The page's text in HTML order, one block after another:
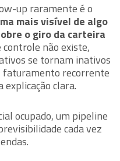
up raramente é o
mais visível de algo
o giro da carteira
controle não existe,
se tornam inativos
faturamento recorrente
explicação clara.
ocupado, um pipeline
cada vez